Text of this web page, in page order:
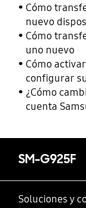
Cómo
nuevo
Cómo
uno nuevo
Cómo
configurar
¿Cómo
cuenta
SM-G925F
Soluciones y